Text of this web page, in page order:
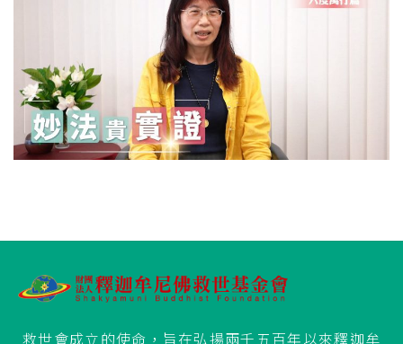
救世會成立的使命，旨在弘揚兩千五百年以來釋迦牟